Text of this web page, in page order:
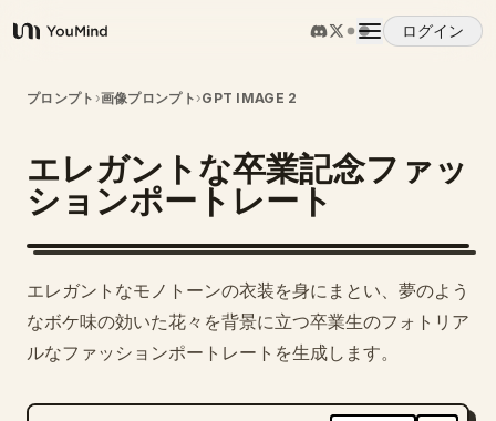
YouMind
ログイン
概要
ユースケース
スキル
プロンプト
プロンプト ›画像プロンプト ›GPT IMAGE 2
エレガントな卒業記念ファッ
ションポートレート
エレガントなモノトーンの衣装を身にまとい、夢のよう
なボケ味の効いた花々を背景に立つ卒業生のフォトリア
ルなファッションポートレートを生成します。